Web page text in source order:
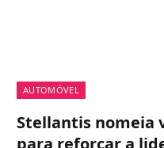
AUTOMÓVEL
Stellantis nomeia
para reforçar a